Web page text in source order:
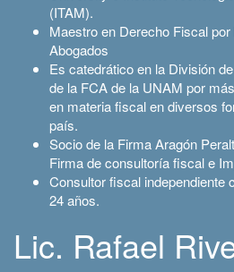
(ITAM).
Maestro en Derecho Fiscal
Abogados
Es catedrático en la División
de la FCA de la UNAM por
en materia fiscal en diversos
país.
Socio de la Firma Aragón
Firma de consultoría fiscal e
Consultor fiscal independiente
24 años.
Lic. Rafael